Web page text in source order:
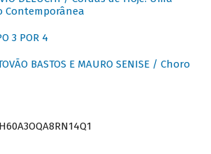
Contemporânea
3 POR 4
BASTOS E MAURO SENISE / Choro